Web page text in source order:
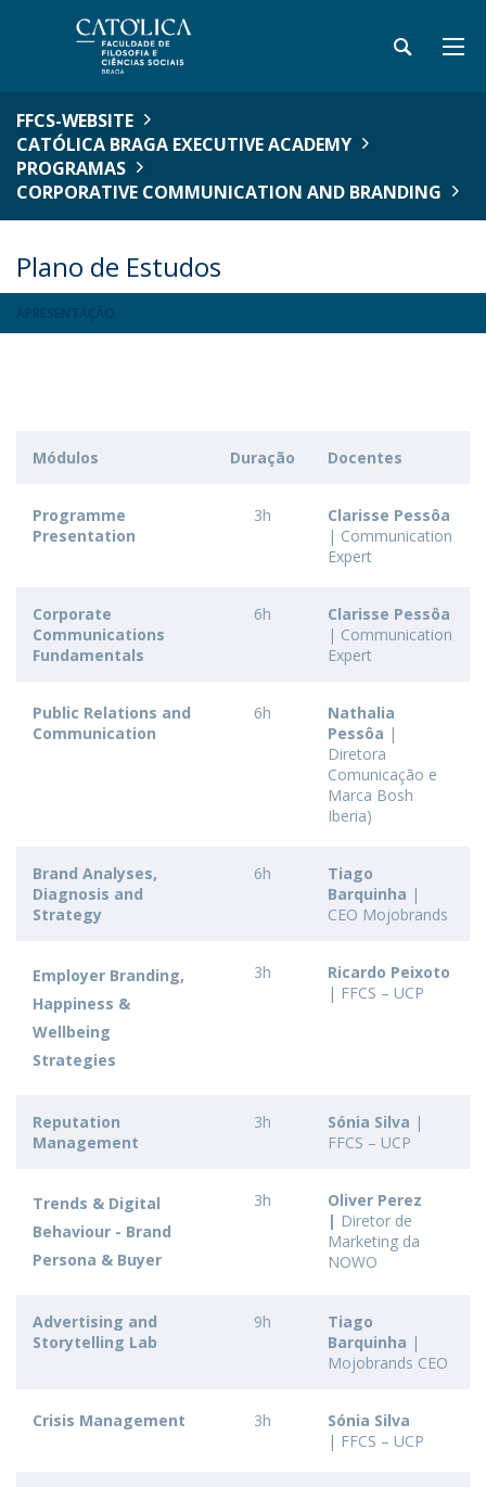
FFCS-WEBSITE
CATÓLICA BRAGA EXECUTIVE ACADEMY
PROGRAMAS
CORPORATIVE COMMUNICATION AND BRANDING
Plano de Estudos
Módulos Duração Docentes
Programme
Presentation
3h
Clarisse Pessôa
| Communication
Expert
Corporate
Communications
Fundamentals
6h
Clarisse Pessôa
| Communication
Expert
Public Relations and
Communication
6h
Nathalia
Pessôa |
Diretora
Comunicação e
Marca Bosh
Iberia)
Brand Analyses,
Diagnosis and
Strategy
6h
Tiago
Barquinha |
CEO Mojobrands
Employer Branding,
Happiness &
Wellbeing
Strategies
3h
Ricardo Peixoto
| FFCS – UCP
Reputation
Management
3h Sónia Silva |
FFCS – UCP
Trends & Digital
Behaviour - Brand
Persona & Buyer
3h
Oliver Perez
| Diretor de
Marketing da
NOWO
Advertising and
Storytelling Lab
9h
Tiago
Barquinha |
Mojobrands CEO
Crisis Management 3h
Sónia Silva
| FFCS – UCP